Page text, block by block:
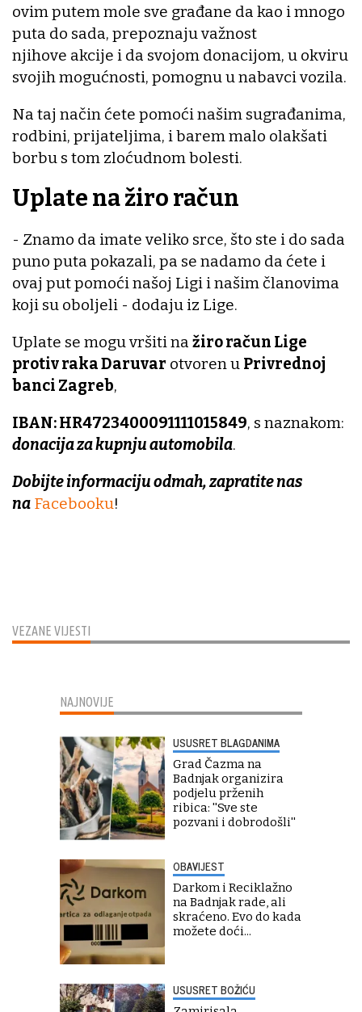
VEZANE VIJESTI
ovim putem mole sve građane da kao i mnogo
puta do sada, prepoznaju važnost
njihove akcije i da svojom donacijom, u okviru
svojih mogućnosti, pomognu u nabavci vozila.
Na taj način ćete pomoći našim sugrađanima,
rodbini, prijateljima, i barem malo olakšati
borbu s tom zloćudnom bolesti.
Uplate na žiro račun
- Znamo da imate veliko srce, što ste i do sada
puno puta pokazali, pa se nadamo da ćete i
ovaj put pomoći našoj Ligi i našim članovima
koji su oboljeli - dodaju iz Lige.
Uplate se mogu vršiti na žiro račun Lige
protiv raka Daruvar otvoren u Privrednoj
banci Zagreb,
IBAN: HR4723400091111015849, s naznakom:
donacija za kupnju automobila.
Dobijte informaciju odmah, zapratite nas
na Facebooku!
NAJNOVIJE
USUSRET BLAGDANIMA
Grad Čazma na
Badnjak organizira
podjelu prženih
ribica: ''Sve ste
pozvani i dobrodošli''
OBAVIJEST
Darkom i Reciklažno
na Badnjak rade, ali
skraćeno. Evo do kada
možete doći...
USUSRET BOŽIĆU